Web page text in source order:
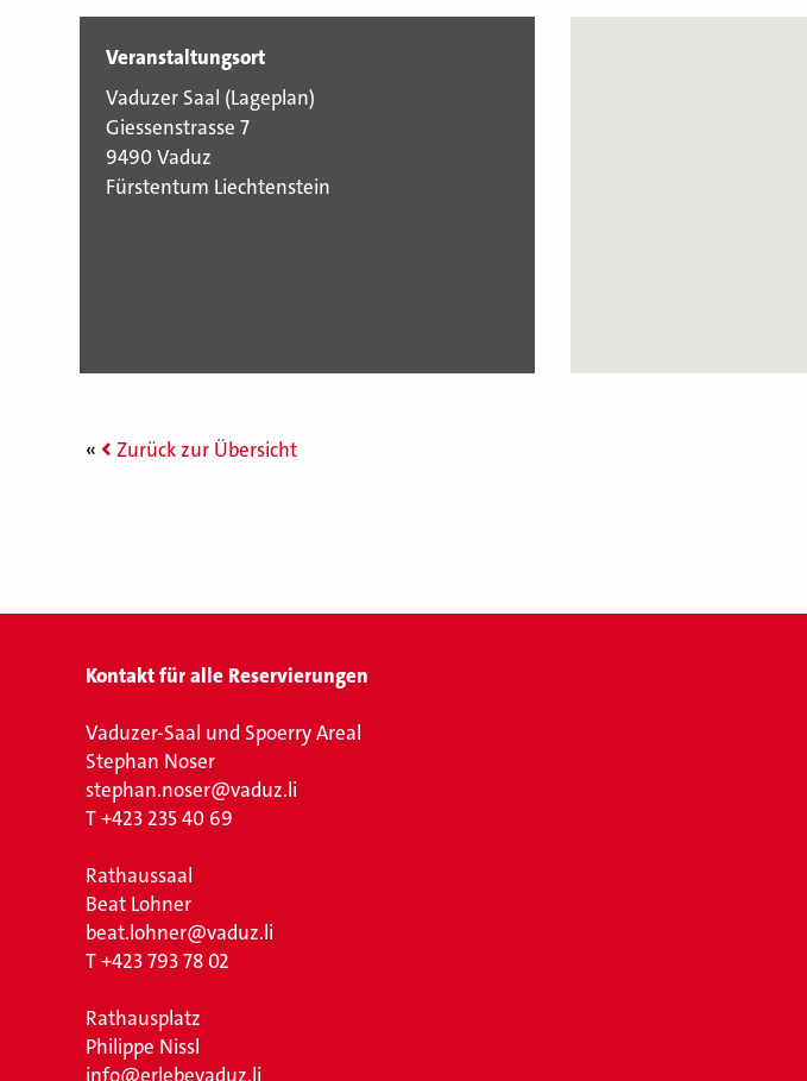
Veranstaltungsort
Vaduzer Saal (Lageplan)
Giessenstrasse 7
9490 Vaduz
Fürstentum Liechtenstein
Zurück zur Übersicht
Kontakt für alle Reservierungen
Vaduzer-Saal und Spoerry Areal
Stephan Noser
stephan.noser@vaduz.li
T+423 235 40 69
Rathaussaal
Beat Lohner
beat.lohner@vaduz.li
T+423 793 78 02
Rathausplatz
Philippe Nissl
info@erlebevaduz.li